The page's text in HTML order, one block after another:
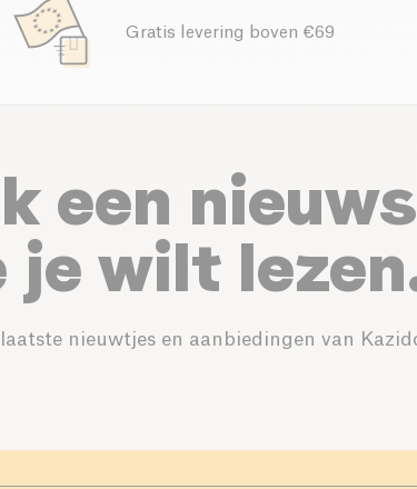
Gratis levering boven €69
een
je wilt
nieuwtjes en aanbiedingen van